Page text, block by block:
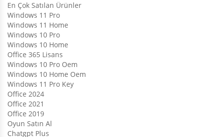
En Çok Satılan Ürünler
Windows 11 Pro
Windows 11 Home
Windows 10 Pro
Windows 10 Home
Office 365 Lisans
Windows 10 Pro Oem
Windows 10 Home Oem
Windows 11 Pro Key
Office 2024
Office 2021
Office 2019
Oyun Satın Al
Chatgpt Plus